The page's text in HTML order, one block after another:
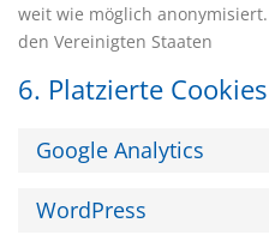
weit wie möglich
den Vereinigten Staaten
6. Platzierte Cookies
Google Analytics
WordPress